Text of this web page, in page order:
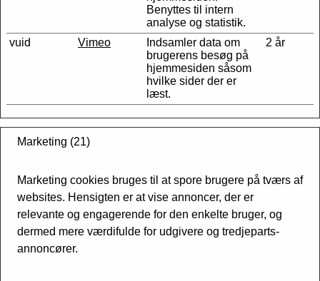
Benyttes til intern
analyse og statistik.
vuid
Vimeo
Indsamler data om
brugerens besøg på
hjemmesiden såsom
hvilke sider der er
læst.
2 år
Marketing (21)
Marketing cookies bruges til at spore brugere på tværs af
websites. Hensigten er at vise annoncer, der er
relevante og engagerende for den enkelte bruger, og
dermed mere værdifulde for udgivere og tredjeparts-
annoncører.